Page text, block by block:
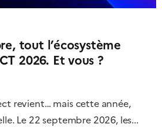
tout l’écosystème
2026. Et vous ?
revient… mais cette année,
Le 22 septembre 2026, les...